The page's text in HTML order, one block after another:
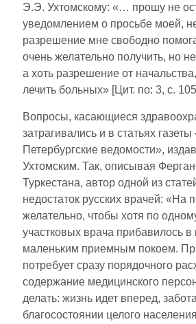
Э.Э. Ухтомскому: «… прошу не
уведомлением о просьбе моей,
разрешение мне свободно
очень желательно получить, но
а хоть разрешение от
лечить больных» [Цит. по: 3, с.
Вопросы, касающиеся
затрагивались и в статьях
Петербургские ведомости»,
Ухтомским. Так, описывая
Туркестана, автор одной из
недостаток русских врачей: «На
желательно, чтобы хотя по
участковых врача прибавилось
маленьким приемным покоем.
потребует сразу порядочного
содержание медицинского
делать: жизнь идет вперед,
благосостоянии целого